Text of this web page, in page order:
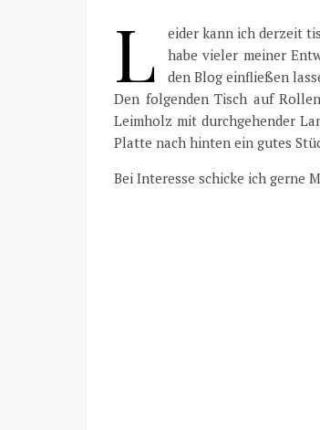
L
eider kann ich derzeit
habe vieler meiner
den Blog einfließen
Den folgenden Tisch auf
Leimholz mit durchgehender
Platte nach hinten ein gutes
Bei Interesse schicke ich gerne